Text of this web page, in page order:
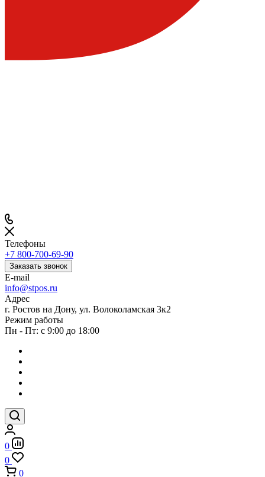
Телефоны
+7 800-700-69-90
Заказать звонок
E-mail
info@stpos.ru
Адрес
г. Ростов на Дону, ул. Волоколамская 3к2
Режим работы
Пн - Пт: с 9:00 до 18:00
0
0
0